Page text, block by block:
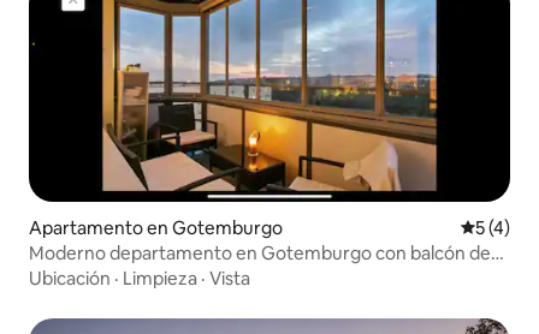
Apartamento en Gotemburgo
5 (4)
Moderno departamento en Gotemburgo con balcón de
vidrio
Ubicación · Limpieza · Vista